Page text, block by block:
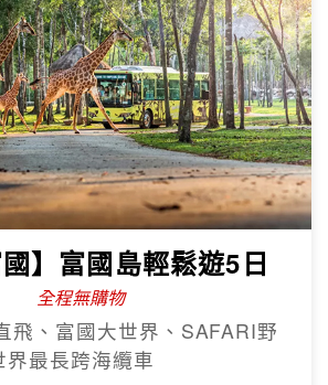
國】富國島輕鬆遊5日
全程無購物
飛、富國大世界、SAFARI野
界最長跨海纜車